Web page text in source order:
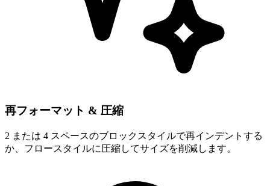
再フォーマット & 圧縮
2 または 4 スペースのブロックスタイルで再インデントする
か、フロースタイルに圧縮してサイズを削減します。